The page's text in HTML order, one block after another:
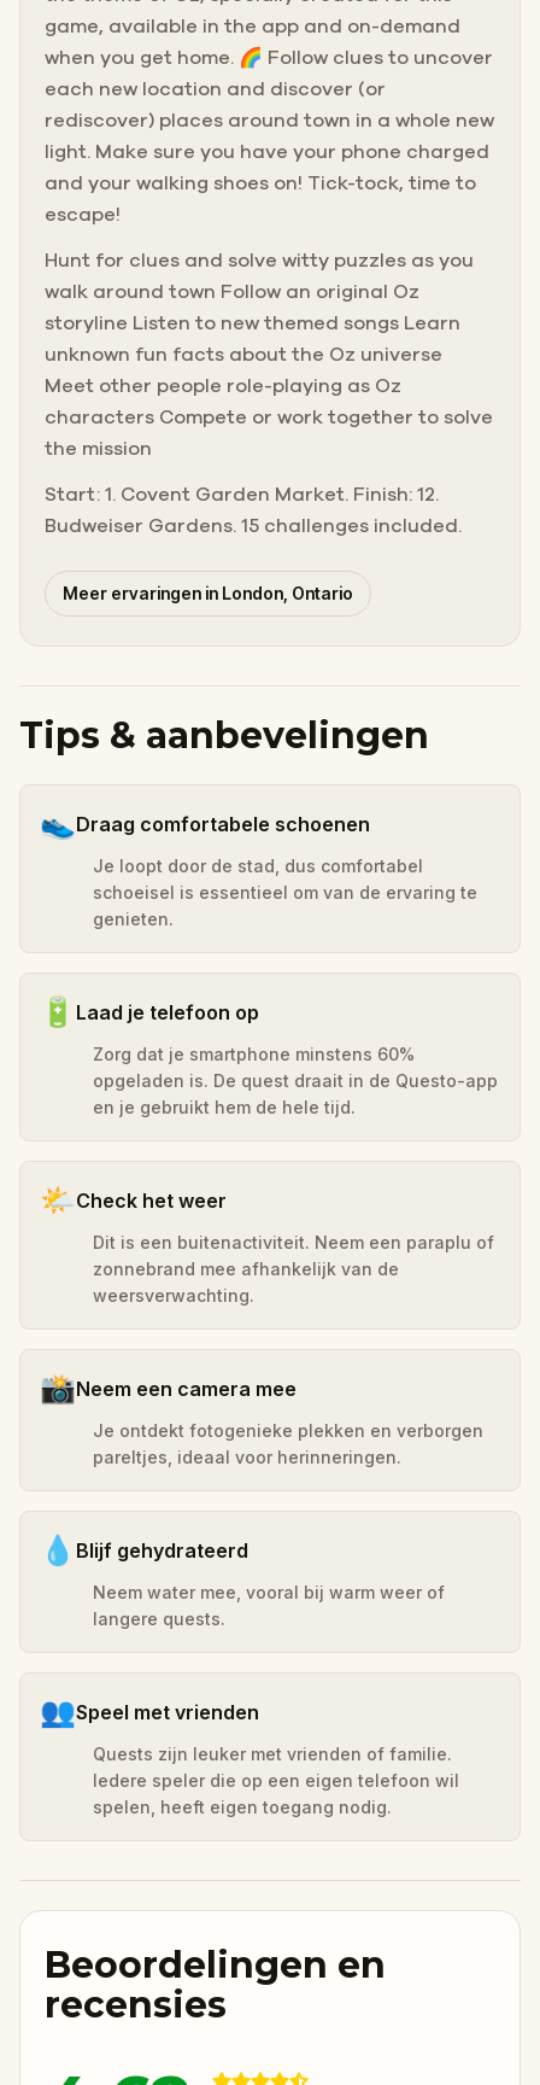
game, available in the app and on-demand
when you get home. 🌈 Follow clues to uncover
each new location and discover (or
rediscover) places around town in a whole new
light. Make sure you have your phone charged
and your walking shoes on! Tick-tock, time to
escape!
Hunt for clues and solve witty puzzles as you
walk around town Follow an original Oz
storyline Listen to new themed songs Learn
unknown fun facts about the Oz universe
Meet other people role-playing as Oz
characters Compete or work together to solve
the mission
Start: 1. Covent Garden Market. Finish: 12.
Budweiser Gardens. 15 challenges included.
Meer ervaringen in London, Ontario
Tips & aanbevelingen
👟Draag comfortabele schoenen
Je loopt door de stad, dus comfortabel
schoeisel is essentieel om van de ervaring te
genieten.
🔋 Laad je telefoon op
Zorg dat je smartphone minstens 60%
opgeladen is. De quest draait in de Questo-app
en je gebruikt hem de hele tijd.
🌤️Check het weer
Dit is een buitenactiviteit. Neem een paraplu of
zonnebrand mee afhankelijk van de
weersverwachting.
📸Neem een camera mee
Je ontdekt fotogenieke plekken en verborgen
pareltjes, ideaal voor herinneringen.
💧 Blijf gehydrateerd
Neem water mee, vooral bij warm weer of
langere quests.
👥Speel met vrienden
Quests zijn leuker met vrienden of familie.
Iedere speler die op een eigen telefoon wil
spelen, heeft eigen toegang nodig.
Beoordelingen en
recensies